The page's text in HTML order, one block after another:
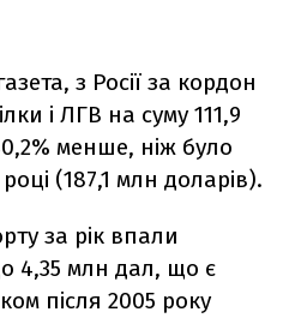
з Росії за кордон
і ЛГВ на суму 111,9
менше, ніж було
(187,1 млн доларів).
за рік впали
4,35 млн дал, що є
після 2005 року